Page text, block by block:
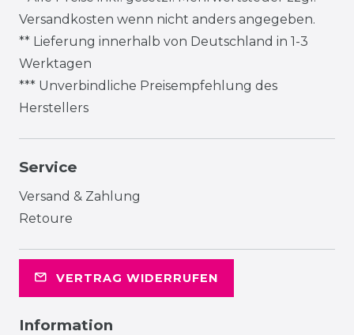
Versandkosten wenn nicht anders angegeben.
** Lieferung innerhalb von Deutschland in 1-3
Werktagen
*** Unverbindliche Preisempfehlung des
Herstellers
Service
Versand & Zahlung
Retoure
VERTRAG WIDERRUFEN
Information